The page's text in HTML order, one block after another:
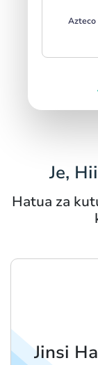
Azteco
Je,
Hatua za
Jinsi